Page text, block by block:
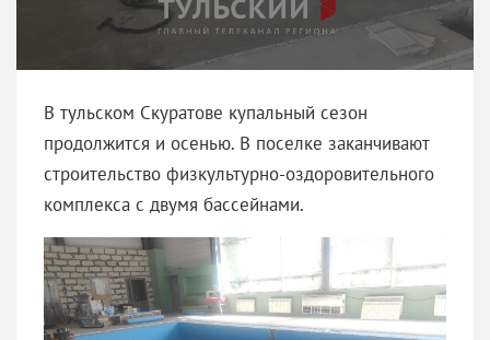
В тульском Скуратове купальный сезон
продолжится и осенью. В поселке заканчивают
строительство физкультурно-оздоровительного
комплекса с двумя бассейнами.